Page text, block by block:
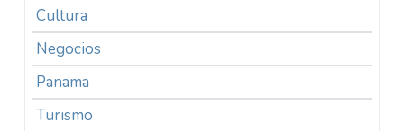
Cultura
Negocios
Panama
Turismo